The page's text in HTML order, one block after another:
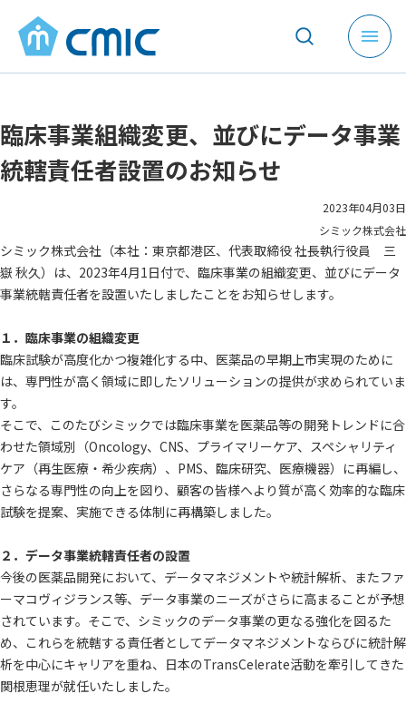
メ
ニ
を
開
臨床事業組織変更、並びにデータ事業
統轄責任者設置のお知らせ
2023年04月03日
シミック株式会社
シミック株式会社（本社：東京都港区、代表取締役 社長執行役員 三
嶽 秋久）は、2023年4月1日付で、臨床事業の組織変更、並びにデータ
事業統轄責任者を設置いたしましたことをお知らせします。
１．臨床事業の組織変更
臨床試験が高度化かつ複雑化する中、医薬品の早期上市実現のために
は、専門性が高く領域に即したソリューションの提供が求められていま
す。
そこで、このたびシミックでは臨床事業を医薬品等の開発トレンドに合
わせた領域別（Oncology、CNS、プライマリーケア、スペシャリティ
ケア（再生医療・希少疾病）、PMS、臨床研究、医療機器）に再編し、
さらなる専門性の向上を図り、顧客の皆様へより質が高く効率的な臨床
試験を提案、実施できる体制に再構築しました。
２．データ事業統轄責任者の設置
今後の医薬品開発において、データマネジメントや統計解析、またファ
ーマコヴィジランス等、データ事業のニーズがさらに高まることが予想
されています。そこで、シミックのデータ事業の更なる強化を図るた
め、これらを統轄する責任者としてデータマネジメントならびに統計解
析を中心にキャリアを重ね、日本のTransCelerate活動を牽引してきた
関根恵理が就任いたしました。